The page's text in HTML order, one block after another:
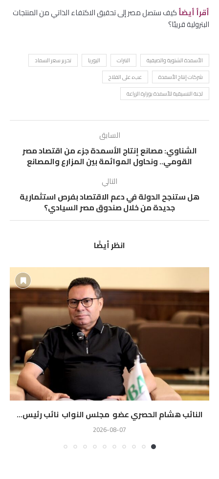
أقرأ أيضأكيف ستصل مصر إلى تحقيق الاكتفاء الذاتي من المنتجات
البترولية قريبًا؟
الأسمدة الشتوية والصيفية النترات اليوريا
تحرير سعر السماد
شركات إنتاج الأسمدة
عبء على الفلاح
لجنة التنسيقية للأسمدة بوزارة الزراعة
السابق
الشناوي: مصانع إنتاج الأسمدة جزء من اقتصاد مصر
القومي.. ونحاول الموائمة بين المزارع والمصانع
التالي
هل ستنجح الدولة في دعم الاقتصاد بفرص استثمارية
جديدة من خلال صندوق مصر السيادي؟
انظر أيضًا
النائب هشام الحصري عضو مجلس النواب نائب رئيس...
2026-08-07